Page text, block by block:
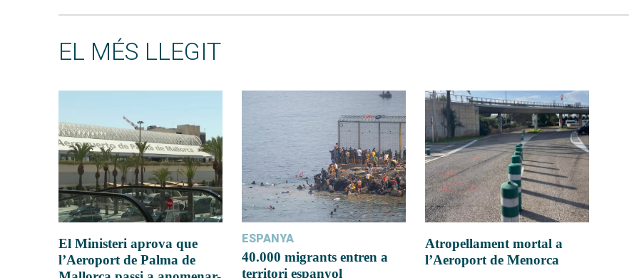
EL MÉS LLEGIT
El Ministeri aprova que
l’Aeroport de Palma de
ESPANYA
40.000 migrants entren a
territori espanyol
Atropellament mortal a
l’Aeroport de Menorca